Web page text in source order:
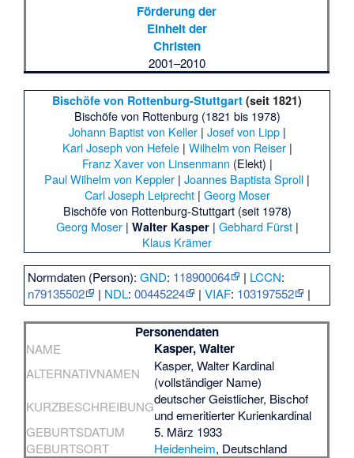
Förderung der
Einheit der
Christen
2001–2010
Bischöfe von Rottenburg-Stuttgart (seit 1821)
Bischöfe von Rottenburg (1821 bis 1978)
Johann Baptist von Keller| Josef von Lipp|
Karl Joseph von Hefele| Wilhelm von Reiser|
Franz Xaver von Linsenmann (Elekt) |
Paul Wilhelm von Keppler | Joannes Baptista Sproll |
Carl Joseph Leiprecht| Georg Moser
Bischöfe von Rottenburg-Stuttgart (seit 1978)
Georg Moser| Walter Kasper| Gebhard Fürst|
Klaus Krämer
Normdaten (Person):GND: 118900064 | LCCN:
n79135502
| NDL:00445224 |VIAF: 103197552 |
Personendaten
NAME Kasper, Walter
ALTERNATIVNAMEN
Kasper, Walter Kardinal
(vollständiger Name)
KURZBESCHREIBUNGdeutscher Geistlicher, Bischof
und emeritierter Kurienkardinal
GEBURTSDATUM
5. März 1933
GEBURTSORT
Heidenheim, Deutschland